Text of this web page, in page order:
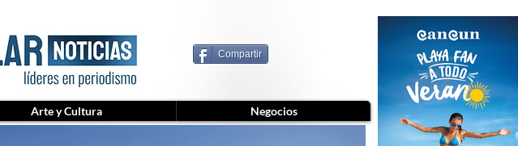
Compartir
Arte y Cultura Negocios